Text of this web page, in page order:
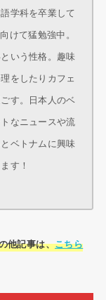
学科を卒業して
けて猛勉強中。
いう性格。趣味
をしたりカフェ
す。日本人のベ
なニュースや流
ベトナムに興味
す！
他記事は、こちら